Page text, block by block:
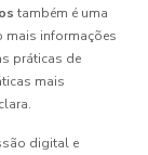
também é uma
mais informações
práticas de
mais
digital e